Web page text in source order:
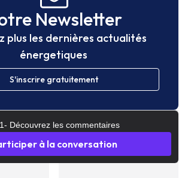
Newsletter
plus les dernières actualités
énergetiques
S'inscrire gratuitement
1- Découvrez les commentaires
à la conversation